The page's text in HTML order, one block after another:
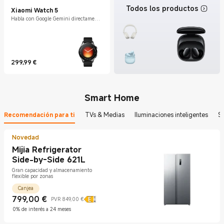
Xiaomi Watch 5
Habla con Google Gemini directamente
299,99 €
Current Price €299.99
Todos los productos
Smart Home
Recomendación para ti TVs & Medias Iluminaciones inteligentes
Novedad
Mijia Refrigerator
Side-by-Side 621L
Gran capacidad y almacenamiento
flexible por zonas
Canjea
799,00 €
Current Price €799PVR 849,00 €
Precio de mercado 849,00 €
0% de interés a 24 meses